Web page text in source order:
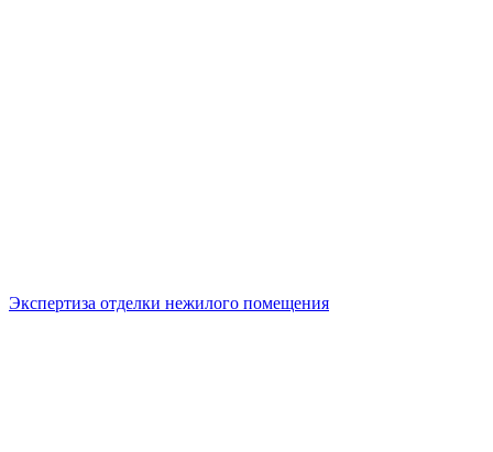
Экспертиза отделки нежилого помещения